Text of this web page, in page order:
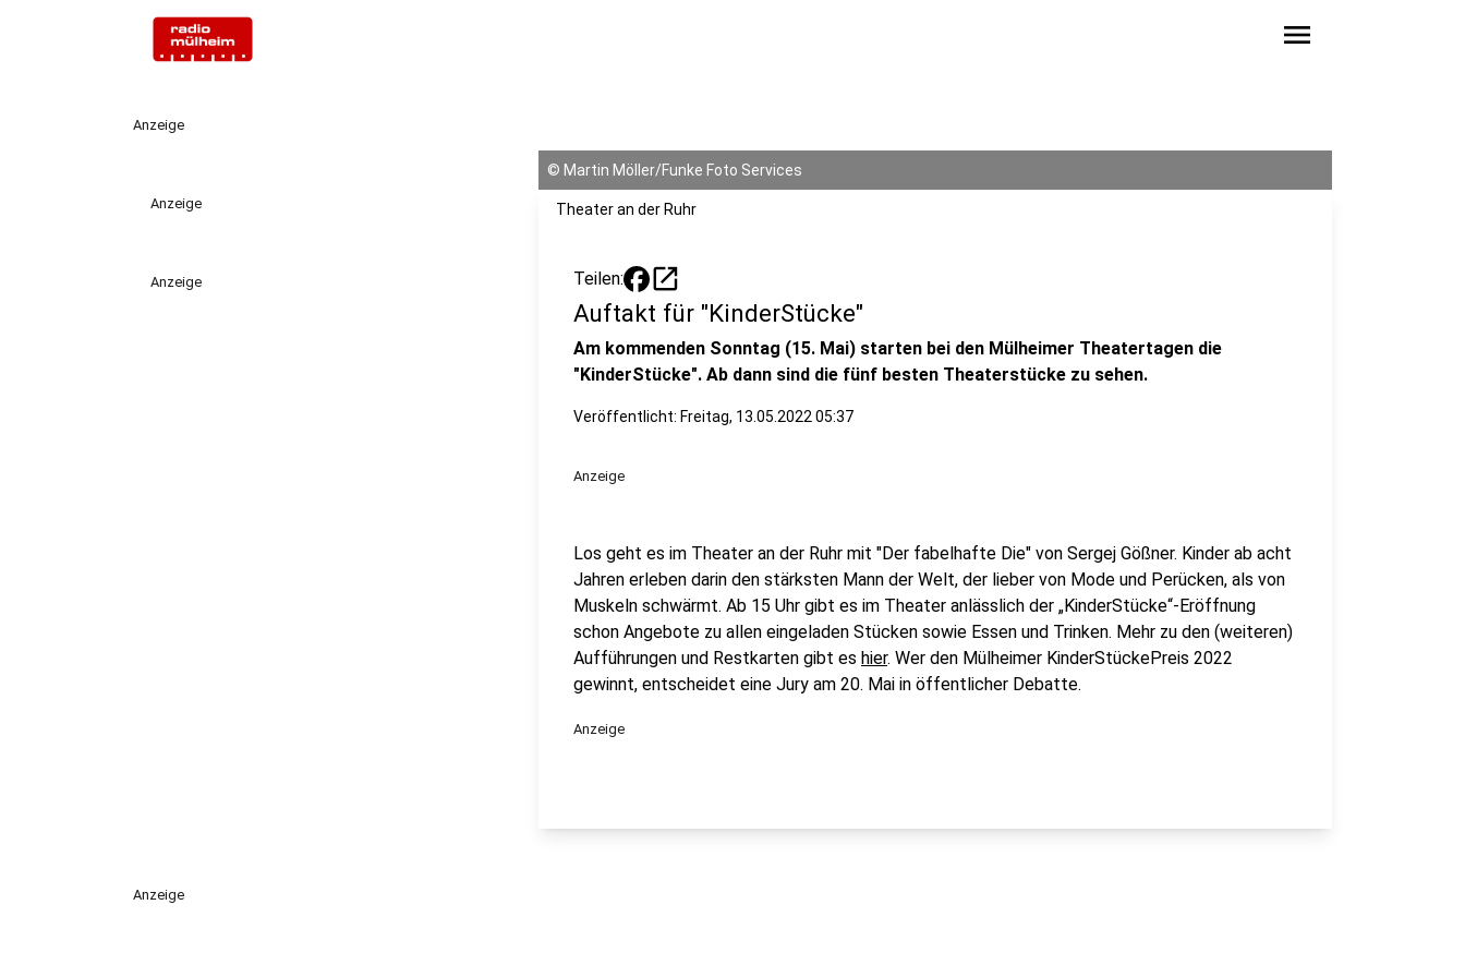
menu
Anzeige
Anzeige
Anzeige
© Martin Möller/Funke Foto Services
Theater an der Ruhr
Teilen: open_in_new
Auftakt für "KinderStücke"
Am kommenden Sonntag (15. Mai) starten bei den Mülheimer Theatertagen die
"KinderStücke". Ab dann sind die fünf besten Theaterstücke zu sehen.
Veröffentlicht: Freitag, 13.05.2022 05:37
Anzeige
Los geht es im Theater an der Ruhr mit "Der fabelhafte Die" von Sergej Gößner. Kinder ab acht
Jahren erleben darin den stärksten Mann der Welt, der lieber von Mode und Perücken, als von
Muskeln schwärmt. Ab 15 Uhr gibt es im Theater anlässlich der „KinderStücke“-Eröffnung
schon Angebote zu allen eingeladen Stücken sowie Essen und Trinken. Mehr zu den (weiteren)
Aufführungen und Restkarten gibt es hier. Wer den Mülheimer KinderStückePreis 2022
gewinnt, entscheidet eine Jury am 20. Mai in öffentlicher Debatte.
Anzeige
Anzeige